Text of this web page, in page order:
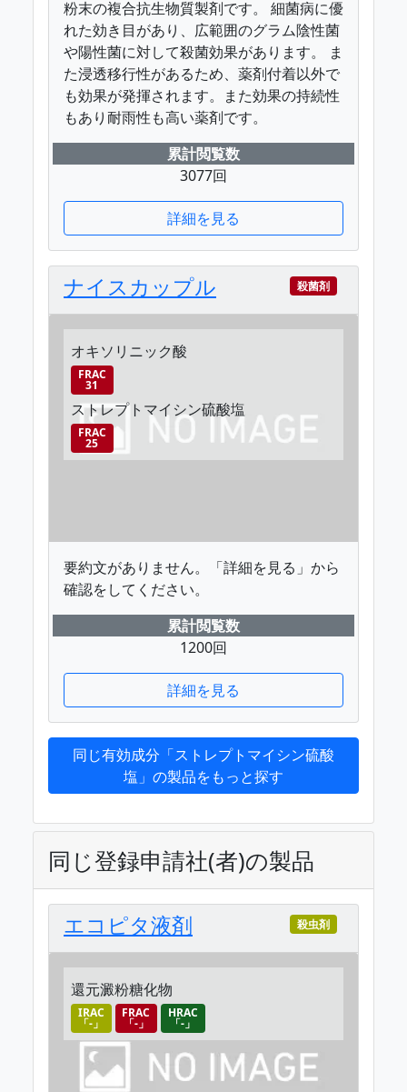
粉末の複合抗生物質製剤です。 細菌病に優
れた効き目があり、広範囲のグラム陰性菌
や陽性菌に対して殺菌効果があります。 ま
た浸透移行性があるため、薬剤付着以外で
も効果が発揮されます。また効果の持続性
もあり耐雨性も高い薬剤です。
累計閲覧数
3077回
詳細を見る
ナイスカップル 殺菌剤
オキソリニック酸
FRAC
31
ストレプトマイシン硫酸塩
FRAC
25
要約文がありません。「詳細を見る」から
確認をしてください。
累計閲覧数
1200回
詳細を見る
同じ有効成分「ストレプトマイシン硫酸
塩」の製品をもっと探す
同じ登録申請社(者)の製品
エコピタ液剤 殺虫剤
還元澱粉糖化物
IRAC
「-」
FRAC
「-」
HRAC
「-」